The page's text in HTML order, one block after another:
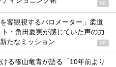
PR
客観視するバロメーター」柔道
・角田夏実が感じていた声の力
たなミッション
PR
る篠山竜青が語る「10年前より